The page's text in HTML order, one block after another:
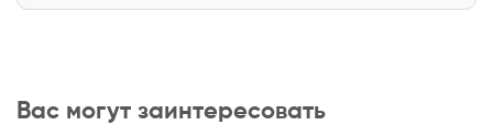
Вас могут заинтересовать